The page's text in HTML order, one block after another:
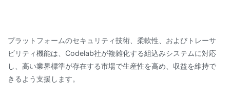
プラットフォームのセキュリティ技術、柔軟性、およびトレーサ
ビリティ機能は、Codelab社が複雑化する組込みシステムに対応
し、高い業界標準が存在する市場で生産性を高め、収益を維持で
きるよう支援します。